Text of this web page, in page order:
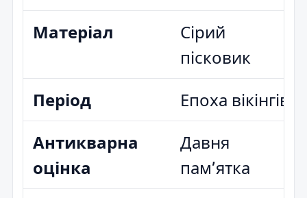
Матеріал
Сірий
пісковик
Період Епоха вікінгів
Антикварна
оцінка
Давня
пам’ятка